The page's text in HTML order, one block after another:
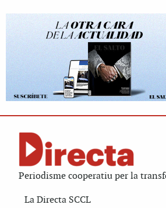
Periodisme cooperatiu per la
La Directa SCCL